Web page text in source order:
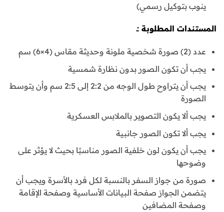
ينوب بتوكيل رسمي)
المستندات المطلوبة :ـ
عدد (2) صورة شخصية ملونة وحديثة مقاس (4×6) سم
يجب أن تكون الصور بدون نظارة شمسية
يجب أن يتراوح طول الوجه من 2:2 إلى 2:5 سم وأن يتوسط
الصورة
يجب ألا يكون التصوير بالملابس العسكرية
يجب ألا تكون الصور جانبية
يجب أن يكون لون خلفية الصور مناسبًا بحيث لا يؤثر على
وضوحها
صورة من جواز السفر بالنسبة لكل فرد بالأسرة ويجب أن
يتضمن الجواز صفحة البيانات الأساسية وصفحة الإقامة
وصفحة المضافين